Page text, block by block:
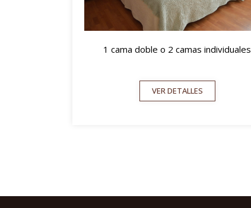
1 cama doble o 2 camas individuales
VER DETALLES